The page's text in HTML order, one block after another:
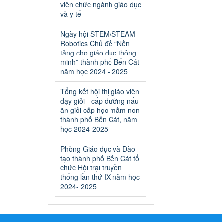
tại các cơ sở giáo dục trên địa
bàn thị xã Bến Cát
Ngày ban hành: 04/03/2024
Kế hoạch thực hiện Chỉ thị
số 16/CT-TTg ngày
27/05/2023 của Thủ tướng
Chính phủ về tăng cường
phòng ngừa, đấu tranh tội
phạm, vi phạm pháp luật
liên quan đến hoạt động tổ
chức đánh bạc và đánh bạc
Kế hoạch thực hiện Chỉ thị số
16/CT-TTg ngày 27/05/2023
của Thủ tướng Chính phủ về
tăng cường phòng ngừa, đấu
tranh tội phạm, vi phạm pháp
luật liên quan đến hoạt động
Ngày ban hành: 04/03/2024
viên chức ngành giáo dục
và y tế
Ngày hội STEM/STEAM
Robotics Chủ đề “Nền
tảng cho giáo dục thông
minh” thành phố Bến Cát
năm học 2024 - 2025
Tổng kết hội thị giáo viên
dạy giỏi - cấp dưỡng nấu
ăn giỏi cấp học mầm non
thành phố Bến Cát, năm
học 2024-2025
Phòng Giáo dục và Đào
tạo thành phố Bến Cát tổ
chức Hội trại truyền
thống lần thứ IX năm học
2024- 2025